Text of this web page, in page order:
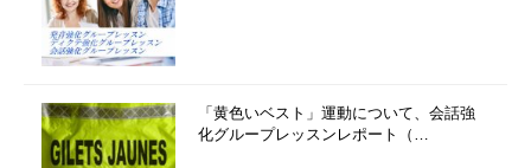
「黄色いベスト」運動について、会話強
化グループレッスンレポート（…